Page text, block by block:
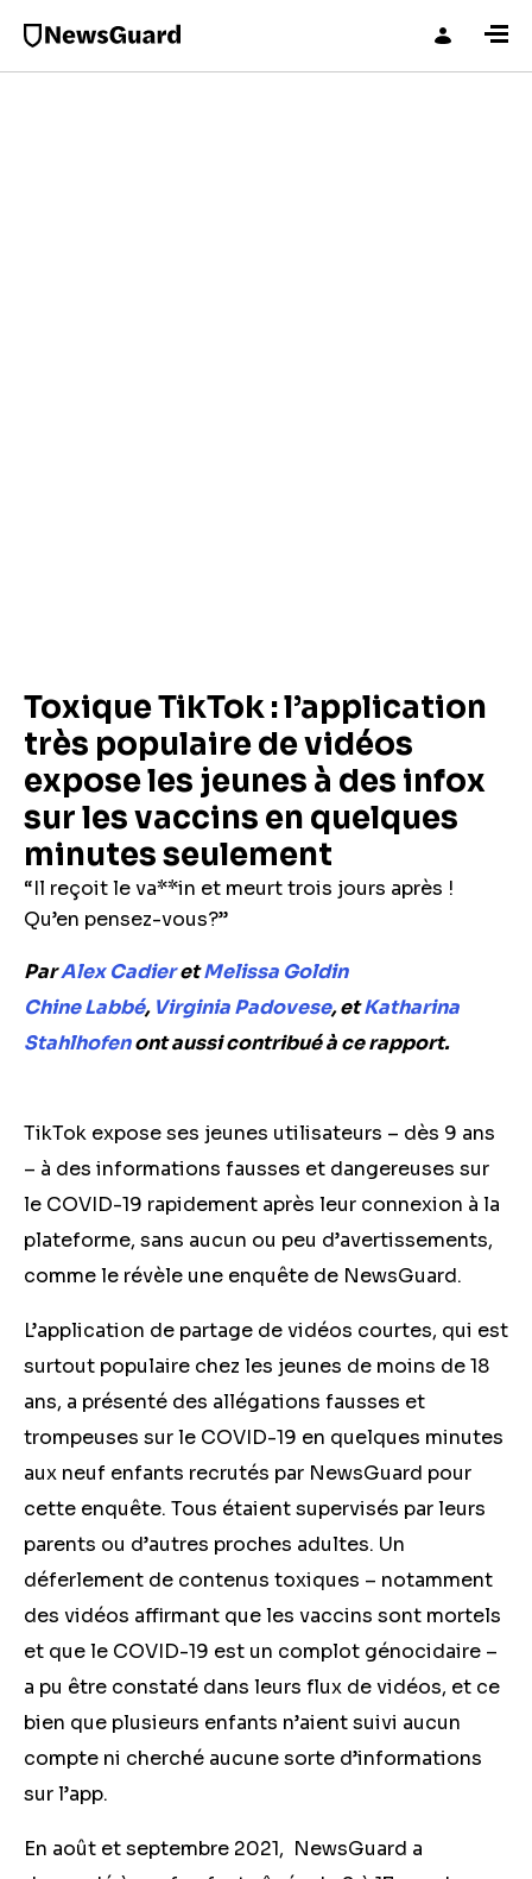
Toxique TikTok : l’application
très populaire de vidéos
expose les jeunes à des infox
sur les vaccins en quelques
minutes seulement
“Il reçoit le va**in et meurt trois jours après !
Qu’en pensez-vous?”
ParAlex CadieretMelissa Goldin
Chine Labbé, Virginia Padovese, etKatharina
Stahlhofenont aussi contribué à ce rapport.
TikTok expose ses jeunes utilisateurs – dès 9 ans
– à des informations fausses et dangereuses sur
le COVID-19 rapidement après leur connexion à la
plateforme, sans aucun ou peu d’avertissements,
comme le révèle une enquête de NewsGuard.
L’application de partage de vidéos courtes, qui est
surtout populaire chez les jeunes de moins de 18
ans, a présenté des allégations fausses et
trompeuses sur le COVID-19 en quelques minutes
aux neuf enfants recrutés par NewsGuard pour
cette enquête. Tous étaient supervisés par leurs
parents ou d’autres proches adultes. Un
déferlement de contenus toxiques – notamment
des vidéos affirmant que les vaccins sont mortels
et que le COVID-19 est un complot génocidaire –
a pu être constaté dans leurs flux de vidéos, et ce
bien que plusieurs enfants n’aient suivi aucun
compte ni cherché aucune sorte d’informations
sur l’app.
En août et septembre 2021, NewsGuard a